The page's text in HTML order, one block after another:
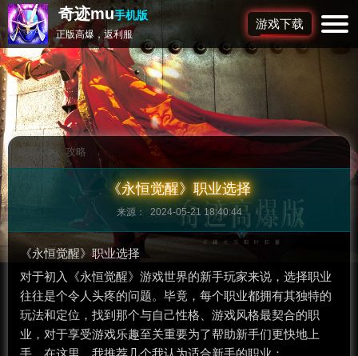
奇迹mu手机版
正版高爆，返利服
游戏下载
首页 > 攻略
《永恒觉醒》职业选择
来源： 2024-05-21 18:40:44
《永恒觉醒》职业选择
对于初入《永恒觉醒》游戏世界的新手玩家来说，选择职业
往往是个令人头疼的问题。毕竟，每个职业都拥有其独特的
玩法和定位，找到那个与自己性格、游戏风格最契合的职
业，对于享受游戏乐趣至关重要为了帮助新手们更快地上
手，在这里，我推荐几个我认为适合新手的职业：